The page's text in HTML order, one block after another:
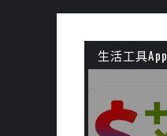
生活工具App